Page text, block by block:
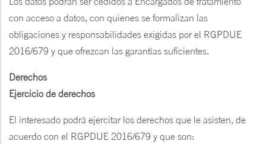
con acceso a datos, con quienes se formalizan las
obligaciones y responsabilidades exigidas por el RGPDUE
2016/679 y que ofrezcan las garantías suficientes.
Derechos
Ejercicio de derechos
El interesado podrá ejercitar los derechos que le asisten, de
acuerdo con el RGPDUE 2016/679 y que son: